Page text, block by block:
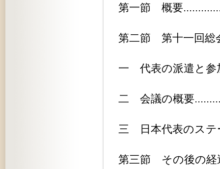
第一節 概要
第二節 第十一回総
一 代表の派遣と参
二 会議の概要
三 日本代表のステ
第三節 その後の経